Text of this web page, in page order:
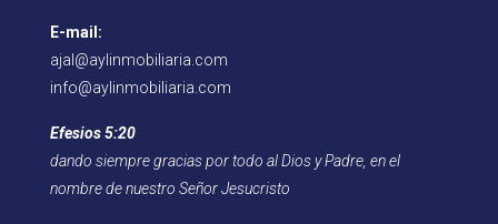
E-mail:
ajal@aylinmobiliaria.com
info@aylinmobiliaria.com
Efesios 5:20
dando siempre gracias por todo al Dios y Padre, en el
nombre de nuestro Señor Jesucristo